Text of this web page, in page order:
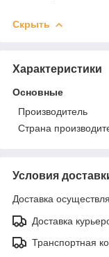
Скрыть
Характеристики
Основные
Производитель
Страна
Условия
Доставка
Доставка
Транспортная